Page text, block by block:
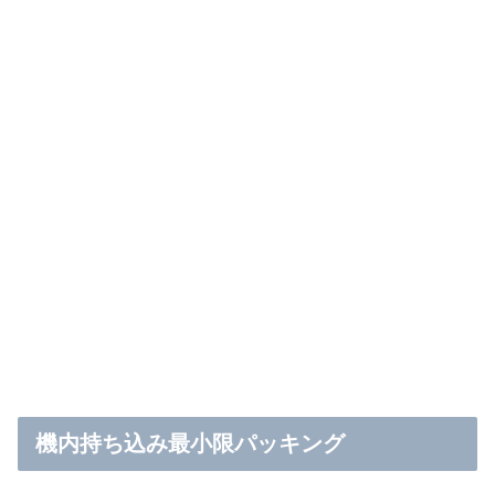
機内持ち込み最小限パッキング